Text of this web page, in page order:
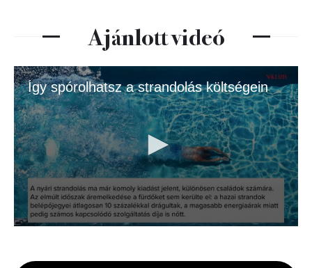
Ajánlott videó
Így spórolhatsz a strandolás költségein